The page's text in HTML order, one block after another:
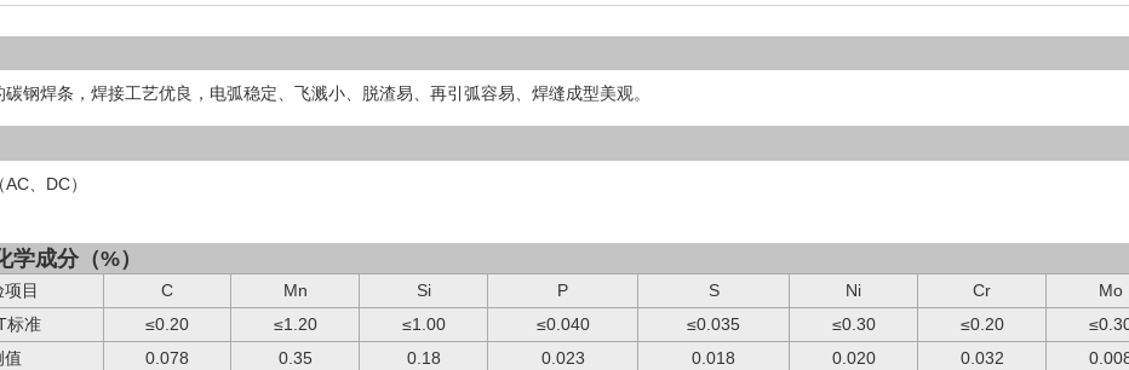
钢焊条，焊接工艺优良，电弧稳定、飞溅小、脱渣易、再引弧容易、焊缝成型美观。
、DC）
学成分（%）
目 C Mn Si P S Ni Cr
Mo
标准
≤0.20 ≤1.20 ≤1.00 ≤0.040 ≤0.035 ≤0.30 ≤0.20
值
0.078 0.35 0.18 0.023 0.018 0.020 0.032